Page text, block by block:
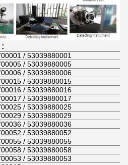
/ 53039880001
/ 53039880005
/ 53039880006
/ 53039880015
/ 53039880016
/ 53039880017
/ 53039880025
/ 53039880029
/ 53039880036
/ 53039880052
/ 53039880055
/ 53039880058
/ 53039880053